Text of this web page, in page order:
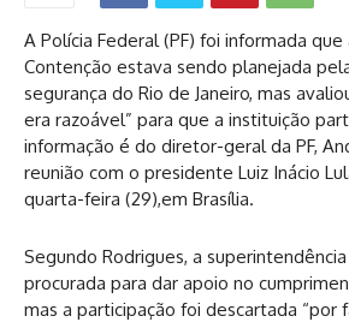
A Polícia Federal (PF) foi informada que
Contenção estava sendo planejada
segurança do Rio de Janeiro, mas
era razoável” para que a instituição
informação é do diretor-geral da PF,
reunião com o presidente Luiz Inácio
quarta-feira (29),em Brasília.
Segundo Rodrigues, a
procurada para dar apoio no
mas a participação foi descartada “por